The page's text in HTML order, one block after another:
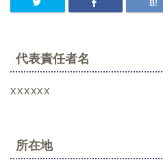
代表責任者名
xxxxxx
所在地